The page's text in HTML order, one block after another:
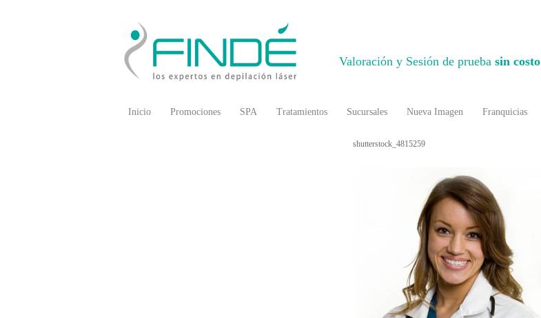
Inicio Promociones SPA Tratamientos Sucursales Nueva Imagen Franquicias
Valoración y Sesión de prueba sin costo
shutterstock_4815259